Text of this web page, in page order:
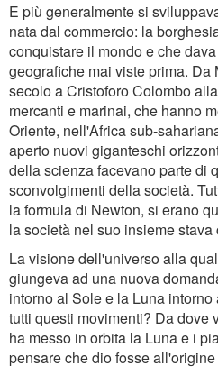
E più generalmente si
nata dal commercio: la
conquistare il mondo e che
geografiche mai viste prima. Da
secolo a Cristoforo Colombo
mercanti e marinai, che hanno
Oriente, nell'Africa sub-
aperto nuovi giganteschi
della scienza facevano parte di
sconvolgimenti della società.
la formula di Newton, si erano
la società nel suo insieme stava
La visione dell'universo alla
giungeva ad una nuova
intorno al Sole e la Luna
tutti questi movimenti? Da
ha messo in orbita la Luna e i
pensare che dio fosse